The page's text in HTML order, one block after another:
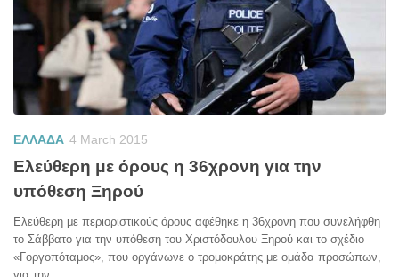
ΕΛΛΑΔΑ 4 March 2015
Ελεύθερη με όρους η 36χρονη για την
υπόθεση Ξηρού
Ελεύθερη με περιοριστικούς όρους αφέθηκε η 36χρονη που συνελήφθη
το Σάββατο για την υπόθεση του Χριστόδουλου Ξηρού και το σχέδιο
«Γοργοπόταμος», που οργάνωνε ο τρομοκράτης με ομάδα προσώπων,
για την...